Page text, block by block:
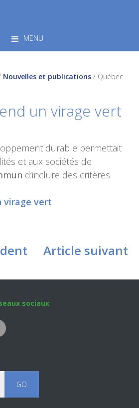
MENU
Nouvelles et publications / Québec
un virage vert
durable permettait
et aux sociétés de
d’inclure des critères
virage vert
Article suivant
sociaux